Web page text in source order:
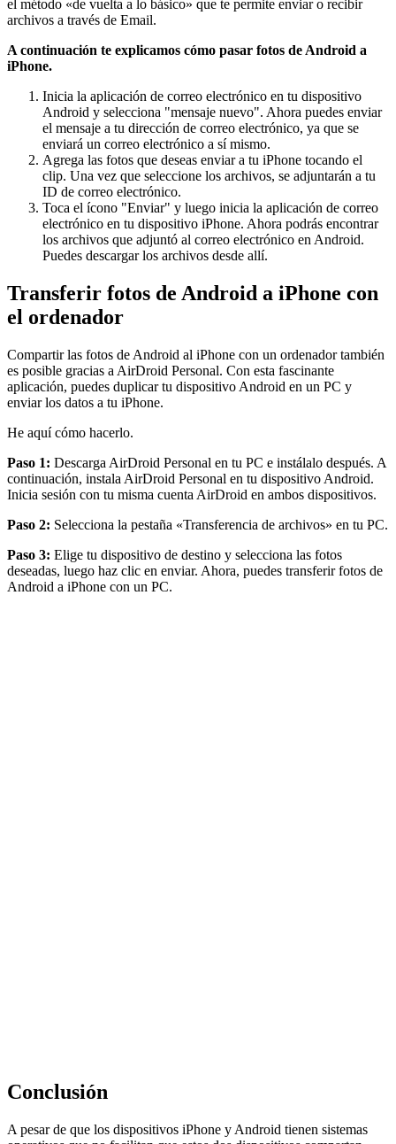
el método «de vuelta a lo básico» que te permite enviar o recibir
archivos a través de Email.
A continuación te explicamos cómo pasar fotos de Android a
iPhone.
Inicia la aplicación de correo electrónico en tu dispositivo
Android y selecciona "mensaje nuevo". Ahora puedes enviar
el mensaje a tu dirección de correo electrónico, ya que se
enviará un correo electrónico a sí mismo.
Agrega las fotos que deseas enviar a tu iPhone tocando el
clip. Una vez que seleccione los archivos, se adjuntarán a tu
ID de correo electrónico.
Toca el ícono "Enviar" y luego inicia la aplicación de correo
electrónico en tu dispositivo iPhone. Ahora podrás encontrar
los archivos que adjuntó al correo electrónico en Android.
Puedes descargar los archivos desde allí.
Transferir fotos de Android a iPhone con
el ordenador
Compartir las fotos de Android al iPhone con un ordenador también
es posible gracias a AirDroid Personal. Con esta fascinante
aplicación, puedes duplicar tu dispositivo Android en un PC y
enviar los datos a tu iPhone.
He aquí cómo hacerlo.
Paso 1: Descarga AirDroid Personal en tu PC e instálalo después. A
continuación, instala AirDroid Personal en tu dispositivo Android.
Inicia sesión con tu misma cuenta AirDroid en ambos dispositivos.
Paso 2: Selecciona la pestaña «Transferencia de archivos» en tu PC.
Paso 3: Elige tu dispositivo de destino y selecciona las fotos
deseadas, luego haz clic en enviar. Ahora, puedes transferir fotos de
Android a iPhone con un PC.
Conclusión
A pesar de que los dispositivos iPhone y Android tienen sistemas